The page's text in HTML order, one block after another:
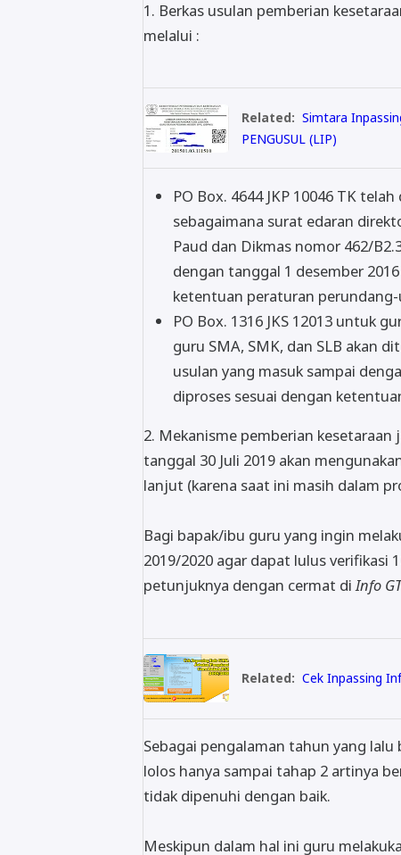
1. Berkas usulan pemberian
melalui :
Related: Simtara
PENGUSUL (LIP)
PO Box. 4644 JKP 10046 TK
sebagaimana surat edaran
Paud dan Dikmas nomor 462/
dengan tanggal 1 desember
ketentuan peraturan
PO Box. 1316 JKS 12013 untuk
guru SMA, SMK, dan SLB akan
usulan yang masuk sampai
diproses sesuai dengan
2. Mekanisme pemberian
tanggal 30 Juli 2019 akan
lanjut (karena saat ini masih dalam
Bagi bapak/ibu guru yang ingin
2019/2020 agar dapat lulus verifikasi
petunjuknya dengan cermat diInfo
Related: Cek Inpassing
Sebagai pengalaman tahun yang
lolos hanya sampai tahap 2 artinya
tidak dipenuhi dengan baik.
Meskipun dalam hal ini guru